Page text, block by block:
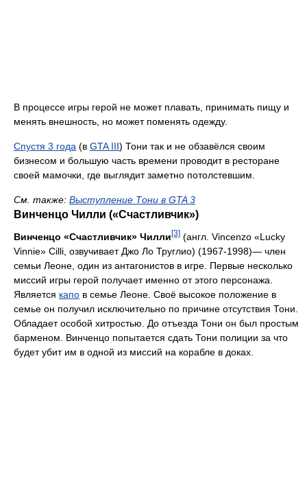
В процессе игры герой не может плавать, принимать пищу и
менять внешность, но может поменять одежду.
Спустя 3 года (в GTA III) Тони так и не обзавёлся своим
бизнесом и большую часть времени проводит в ресторане
своей мамочки, где выглядит заметно потолстевшим.
См. тaкже: Выступление Тони в GTA 3
Винченцо Чилли («Счастливчик»)
Винченцо «Счастливчик» Чилли [3] (англ. Vincenzo «Lucky
Vinnie» Cilli, озвучивает Джо Ло Труглио) (1967-1998)— член
семьи Леоне, один из антагонистов в игре. Первые несколько
миссий игры герой получает именно от этого персонажа.
Является капо в семье Леоне. Своё высокое положение в
семье он получил исключительно по причине отсутствия Тони.
Обладает особой хитростью. До отъезда Тони он был простым
барменом. Винченцо попытается сдать Тони полиции за что
будет убит им в одной из миссий на корабле в доках.